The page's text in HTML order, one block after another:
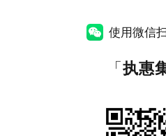
使用微信
「执惠